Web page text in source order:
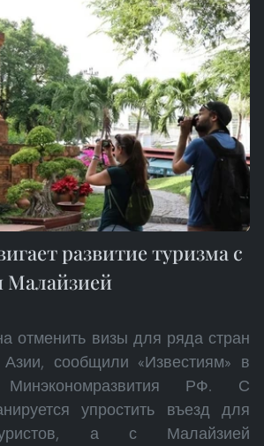
развитие туризма с
Малайзией
отменить визы для ряда стран
сообщили «Известиям» в
Минэкономразвития РФ. С
упростить въезд для
а с Малайзией